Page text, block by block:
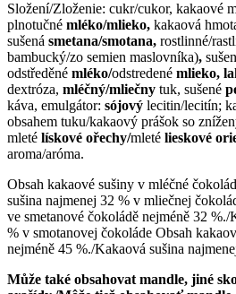
Složení/Zloženie: cukr/cukor, kakaové
plnotučné mléko/mlieko, kakaová
sušená smetana/smotana, rostlinné/
bambucký/zo semien maslovníka),
odstředěné mléko/odstredené mlieko,
dextróza, mléčný/mliečny tuk, sušené
káva, emulgátor: sójový lecitin/lecitín;
obsahem tuku/kakaový prášok so
mleté lískové ořechy/mleté lieskové
aroma/aróma.
Obsah kakaové sušiny v mléčné
sušina najmenej 32 % v mliečnej
ve smetanové čokoládě nejméně 32
% v smotanovej čokoláde Obsah
nejméně 45 %./Kakaová sušina
Může také obsahovat mandle, jiné